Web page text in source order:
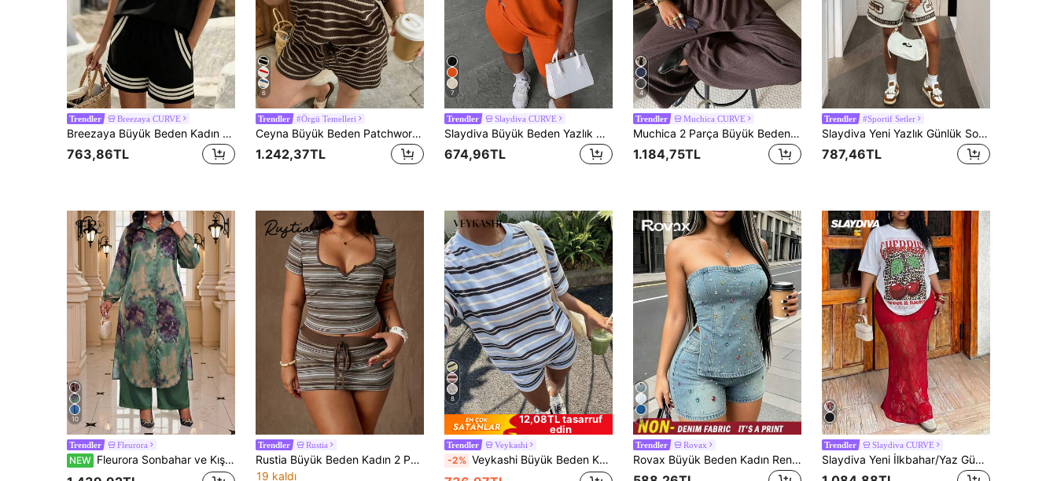
Trendler Breezaya CURVE
Breezaya Büyük Beden Kadın Siyah & Beyaz Çizgili Yazlık Günlük Tatil 2 Parça Şort Takımı, Bohem Bol Yüksek Bel Plaj Kombini, Örme Tişört ve Dokuma Şort 2 Parça Set
763,86TL
6
Trendler #Örgü Temelleri
Ceyna Büyük Beden Patchwork Kısa Kollu Üst ve Şort 2 Parça Takım, İlkbahar/Yaz Kadın Şort Takımları, Kadın Şort Takımları İki Parça Ev Giyim Takımı Kahverengi Üst Rahat İki Parça Takım
1.242,37TL
7
Trendler Slaydiva CURVE
Slaydiva Büyük Beden Yazlık Günlük Düz Renk Kısa Kollu Tişört ve Şort 2 Parça Takım
674,96TL
4
Trendler Muchica CURVE
Muchica 2 Parça Büyük Beden Kadın Dokulu Fırfırlı Etekli Tişört ve Büzgülü Bel Detaylı Günlük Pantolon Takımı
1.184,75TL
Trendler #Sportif Setler
Slaydiva Yeni Yazlık Günlük Sokak Spor Stili Müzik Sezonu Motosiklet Stili 23 Slogan Logo Baskılı Kayısı Rengi ve Kahverengi Baskılı V Yaka Kısa Kollu Bol Tişört + Bol Şort Büyük Beden File Örgü Bayan İki Parça Takım
787,46TL
10
Trendler Fleurora
NEW Fleurora Sonbahar ve Kış Günlük Şık İş Giyim Lacivert Dokuma Gömlek Yaka Balon Kol Cepli Uzun Kollu Büyük Beden Takım Şükran Günü Kadın Kombini İki Parça Sonbahar Kıyafetleri Kıvrımlı Şık Şükran Günü Kombini Kadın Kostümleri İki Parça Sonbahar Setleri
Trendler Rustia
Rustia Büyük Beden Kadın 2 Parça Takım: Çizgili Kısa Kollu Tişört + Büzgülü Lastikli Bel Etek
19 kaldı
8
12,08TL tasarruf
edin
Trendler Veykashi
-2% Veykashi Büyük Beden Kadın Yuvarlak Yaka Çizgili Renk Bloklu Kısa Kollu Üst ve Şort Günlük Rahat 2 Parçalı Set
6
Trendler Rovax
Rovax Büyük Beden Kadın Renkli Taş Süslemeli Bandeau Üst ve Şort Günlük Rahat 2 Parça Takım
Trendler Slaydiva CURVE
Slaydiva Yeni İlkbahar/Yaz Günlük Sokak Stili İki Parçalı Set Randevular ve Sevgililer Günü İçin: Beyaz Yuvarlak Yaka Bol Kiraz Leopar Desenli Tişört + Kırmızı Dantelli Etek (Büyük Beden). Randevular, Sevgililer Günü, Günlük Çıkışlar, Günlük Sokak Stili, Partiler, Toplantılar, Düğün Sezonu, Seksi Tatil Görünümleri, Alışveriş, Doğum Günü Partileri, Beş Çayı ve Diğer Durumlar İçin Uygundur.